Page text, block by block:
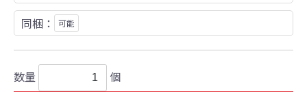
同梱： 可能
数量
個